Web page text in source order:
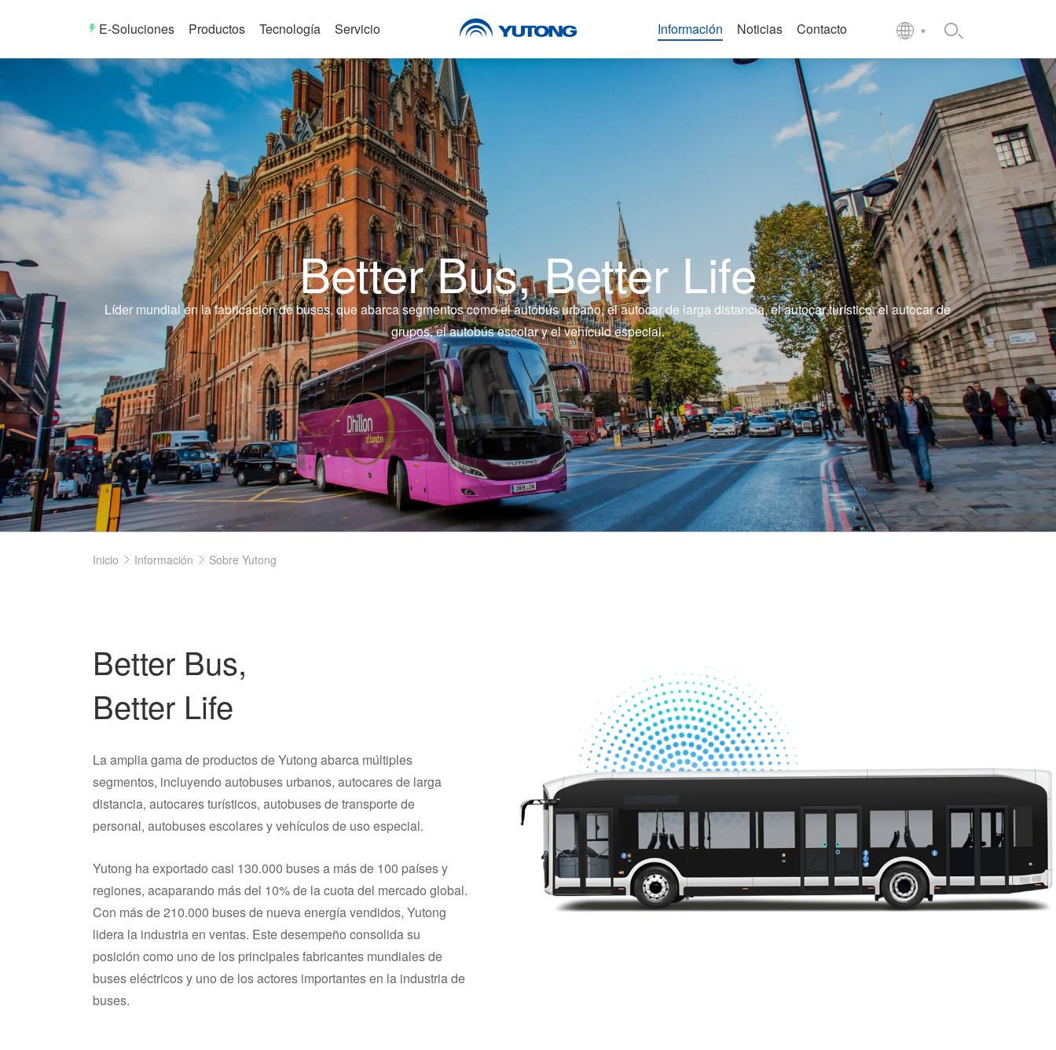
E-Soluciones Productos Tecnología Servicio Información Noticias Contacto
Better Bus, Better Life
Líder mundial en la fabricación de buses, que abarca segmentos como el autobús urbano, el autocar de larga distancia, el autocar turístico, el autocar de
grupos, el autobús escolar y el vehículo especial.
Inicio Información Sobre Yutong
Better Bus,
Better Life
La amplia gama de productos de Yutong abarca múltiples
segmentos, incluyendo autobuses urbanos, autocares de larga
distancia, autocares turísticos, autobuses de transporte de
personal, autobuses escolares y vehículos de uso especial.
Yutong ha exportado casi 130.000 buses a más de 100 países y
regiones, acaparando más del 10% de la cuota del mercado global.
Con más de 210.000 buses de nueva energía vendidos, Yutong
lidera la industria en ventas. Este desempeño consolida su
posición como uno de los principales fabricantes mundiales de
buses eléctricos y uno de los actores importantes en la industria de
buses.